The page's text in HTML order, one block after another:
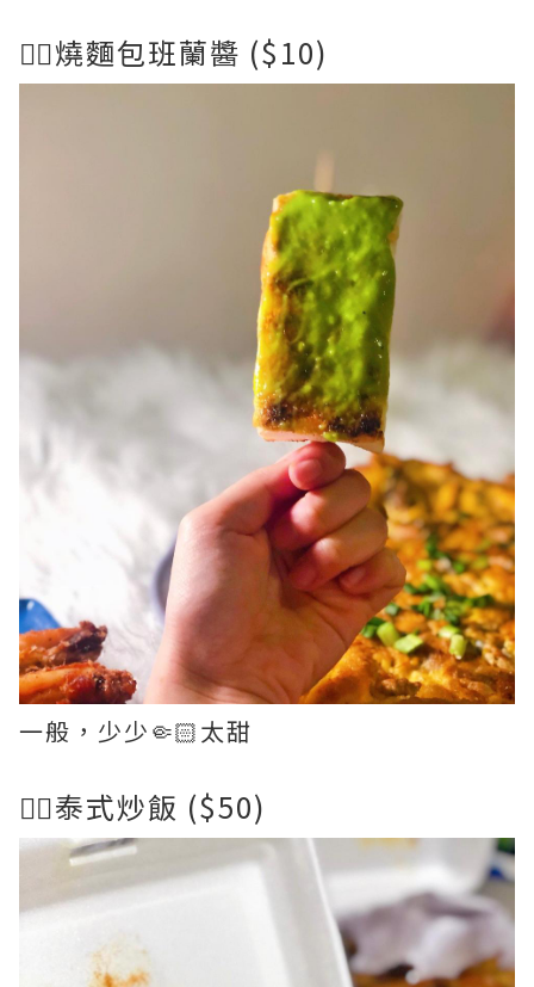
👉🏻燒麵包班蘭醬 ($10)
一般，少少🤏🏻太甜
👉🏻泰式炒飯 ($50)